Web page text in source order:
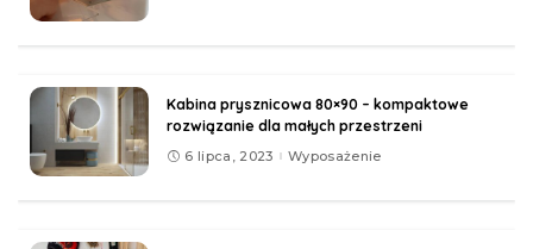
Kabina prysznicowa 80×90 – kompaktowe
rozwiązanie dla małych przestrzeni
6 lipca, 2023 Wyposażenie